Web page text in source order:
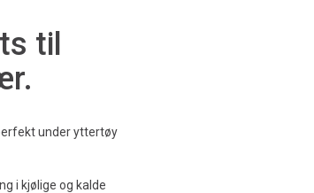
til
under yttertøy
i kjølige og kalde